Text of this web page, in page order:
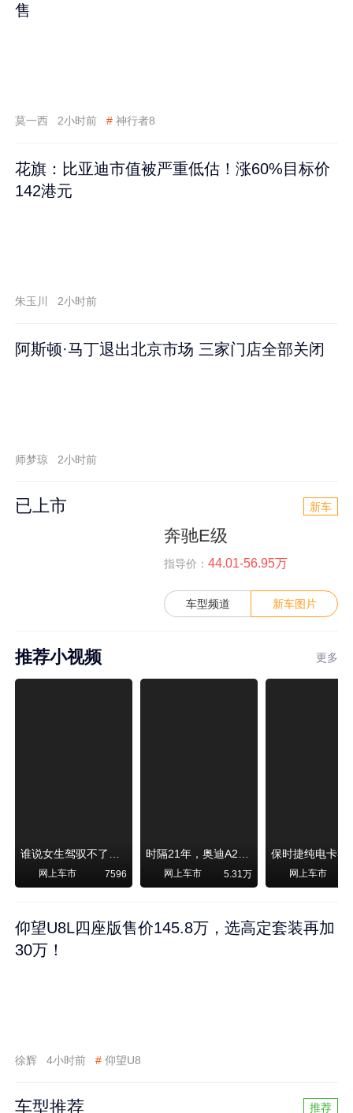
售
莫一西 2小时前 # 神行者8
花旗：比亚迪市值被严重低估！涨60%目标价
142港元
朱玉川 2小时前
阿斯顿·马丁退出北京市场 三家门店全部关闭
师梦琼 2小时前
已上市 新车
奔驰E级
指导价： 44.01-56.95万
车型频道 新车图片
推荐小视频 更多
谁说女生驾驭不了大SUV？看我开问界M6驰骋坝上草原！
网上车市 7596
时隔21年，奥迪A2强势归来！
网上车市 5.31万 网上车市
仰望U8L四座版售价145.8万，选高定套装再加
30万！
徐辉 4小时前 # 仰望U8
车型推荐 推荐